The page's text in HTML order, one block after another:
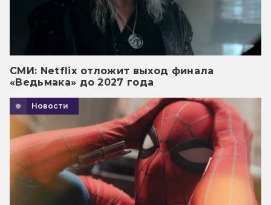
СМИ: Netflix отложит выход финала
«Ведьмака» до 2027 года
Новости